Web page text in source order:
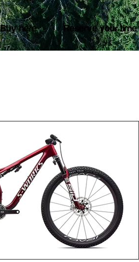
Buy here Reserve your time